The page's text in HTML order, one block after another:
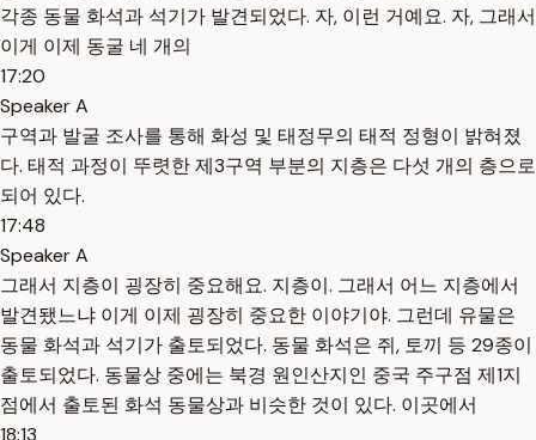
각종 동물 화석과 석기가 발견되었다. 자, 이런 거예요. 자, 그래서
이게 이제 동굴 네 개의
17:20
Speaker A
구역과 발굴 조사를 통해 화성 및 태정무의 태적 정형이 밝혀졌
다. 태적 과정이 뚜렷한 제3구역 부분의 지층은 다섯 개의 층으로
되어 있다.
17:48
Speaker A
그래서 지층이 굉장히 중요해요. 지층이. 그래서 어느 지층에서
발견됐느냐 이게 이제 굉장히 중요한 이야기야. 그런데 유물은
동물 화석과 석기가 출토되었다. 동물 화석은 쥐, 토끼 등 29종이
출토되었다. 동물상 중에는 북경 원인산지인 중국 주구점 제1지
점에서 출토된 화석 동물상과 비슷한 것이 있다. 이곳에서
18:13